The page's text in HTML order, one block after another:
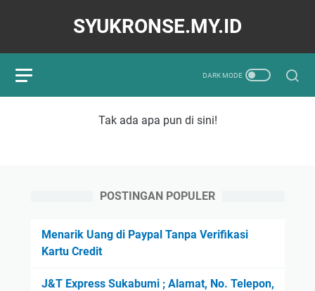
SYUKRONSE.MY.ID
Tak ada apa pun di sini!
POSTINGAN POPULER
Menarik Uang di Paypal Tanpa Verifikasi
Kartu Credit
J&T Express Sukabumi ; Alamat, No. Telepon,